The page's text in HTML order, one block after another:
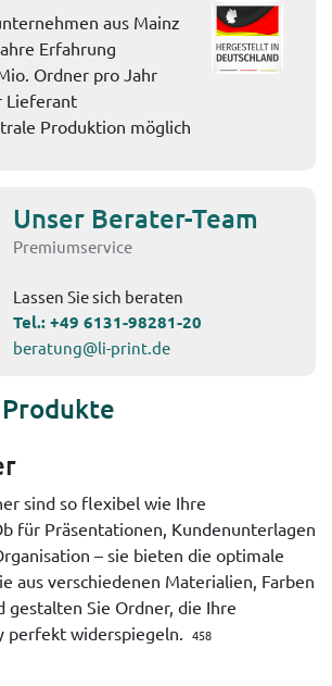
aus Mainz
Erfahrung
Ordner pro Jahr
Lieferant
Produktion möglich
Unser Berater-Team
Premiumservice
Lassen Sie sich beraten
Tel.:+49 6131-98281-20
beratung@li-print.de
sind so flexibel wie Ihre
für Präsentationen, Kundenunterlagen
– sie bieten die optimale
aus verschiedenen Materialien, Farben
gestalten Sie Ordner, die Ihre
perfekt widerspiegeln. 458